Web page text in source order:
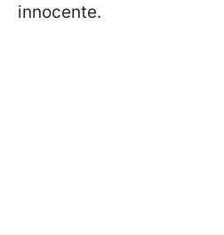
innocente.